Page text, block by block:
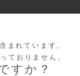
まれています。
ておりません。
すか？